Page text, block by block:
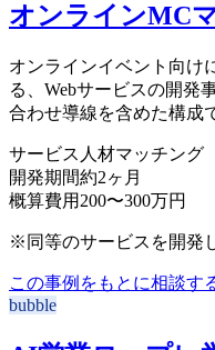
オンラインMC
オンラインイベント向け
る、Webサービスの開発
合わせ導線を含めた構成
サービス 人材マッチング
開発期間約2ヶ月
概算費用 200〜300万円
※同等のサービスを開発
この事例をもとに相談す
bubble